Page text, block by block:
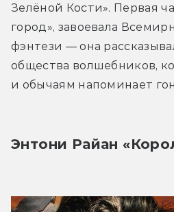
Зелёной Кости». Первая
город», завоевала
фэнтези — она
общества волшебников,
и обычаям напоминает
Энтони Райан